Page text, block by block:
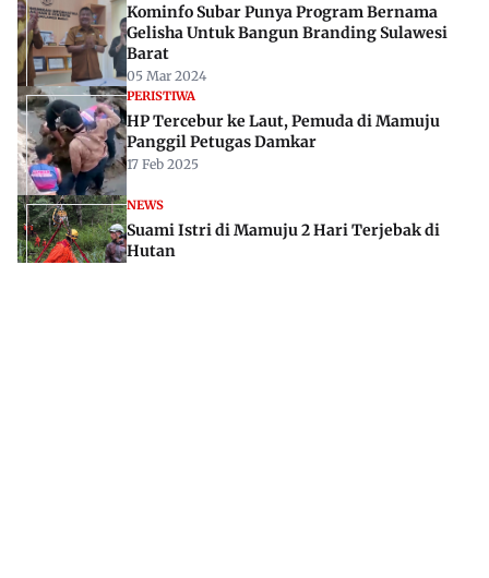
Kominfo Subar Punya Program Bernama
Gelisha Untuk Bangun Branding Sulawesi
Barat
05 Mar 2024
PERISTIWA
HP Tercebur ke Laut, Pemuda di Mamuju
Panggil Petugas Damkar
17 Feb 2025
NEWS
Suami Istri di Mamuju 2 Hari Terjebak di
Hutan